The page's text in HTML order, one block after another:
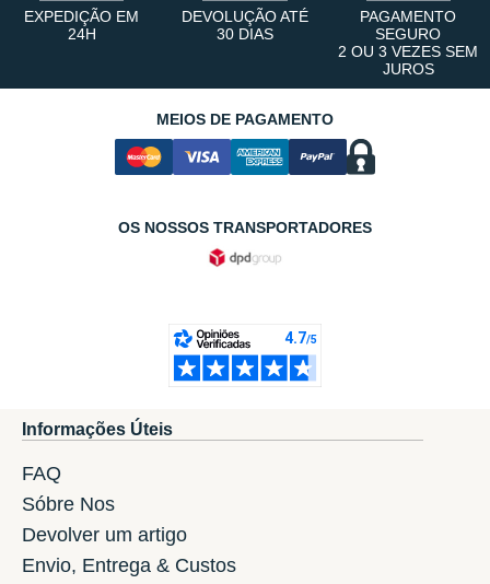
EXPEDIÇÃO EM
24H
DEVOLUÇÃO ATÉ
30 DIAS
PAGAMENTO
SEGURO
2 OU 3 VEZES SEM
JUROS
MEIOS DE PAGAMENTO
OS NOSSOS TRANSPORTADORES
Informações Úteis
FAQ
Sóbre Nos
Devolver um artigo
Envio, Entrega & Custos